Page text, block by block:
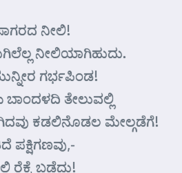
ನೀಲಿ!
ನೀಲಿಯಾಗಿಹುದು.
ಗರ್ಭಪಿಂಡ!
ತೇಲುವಲ್ಲಿ
ಕಡಲಿನೊಡಲ ಮೇಲ್ಗಡೆಗೆ!
ಪಕ್ಷಿಗಣವು,-
ರೆಕ್ಕೆ ಬಡೆದು!